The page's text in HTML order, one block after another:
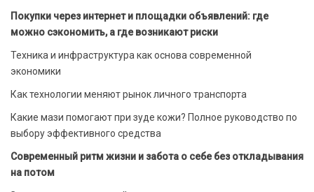
Покупки через интернет и площадки объявлений: где
можно сэкономить, а где возникают риски
Техника и инфраструктура как основа современной
экономики
Как технологии меняют рынок личного транспорта
Какие мази помогают при зуде кожи? Полное руководство по
выбору эффективного средства
Современный ритм жизни и забота о себе без откладывания
на потом